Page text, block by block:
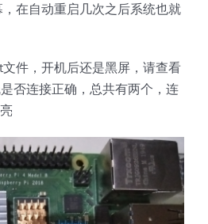
在自动重启几次之后系统也就
件，开机后还是黑屏，请查看
否连接正确，总共有两个，连